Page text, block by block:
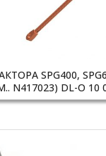
SPG400,
N417023) DL-O 10